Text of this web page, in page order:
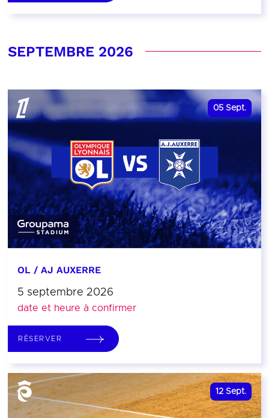
SEPTEMBRE 2026
05 Sept.
OL / AJ AUXERRE
5 septembre 2026
date et heure à confirmer
RÉSERVER
12 Sept.